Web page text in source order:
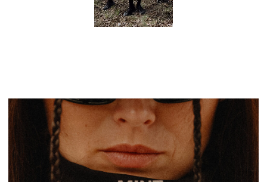
ВОЗВРАТ
ПОЛИТИКА
КОНФИДЕНЦИАЛЬНОСТИ
СОГЛАСИЕ НА ОБРАБОТКУ
ОФЕРТА
ДИЗАЙН И РАЗРАБОТКА